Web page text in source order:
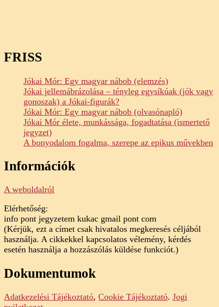
FRISS
Jókai Mór: Egy magyar nábob (elemzés)
Jókai jellemábrázolása – tényleg egysíkúak (jók vagy
gonoszak) a Jókai-figurák?
Jókai Mór: Egy magyar nábob (olvasónapló)
Jókai Mór élete, munkássága, fogadtatása (ismertető
jegyzet)
A bonyodalom fogalma, szerepe az epikus művekben
Információk
A weboldalról
Elérhetőség:
info pont jegyzetem kukac gmail pont com
(Kérjük, ezt a címet csak hivatalos megkeresés céljából
használja. A cikkekkel kapcsolatos vélemény, kérdés
esetén használja a hozzászólás küldése funkciót.)
Dokumentumok
Adatkezelési Tájékoztató, Cookie Tájékoztató. Jogi